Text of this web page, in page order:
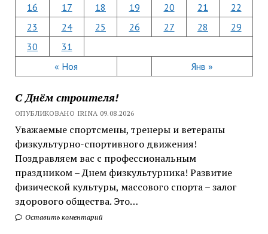
« Ноя Янв »
16
17 18 19 20 21
22
23
24 25 26 27 28
29
30
31
С Днём строителя!
ОПУБЛИКОВАНО IRINA 09.08.2026
Уважаемые спортсмены, тренеры и ветераны
физкультурно-спортивного движения!
Поздравляем вас с профессиональным
праздником – Днем физкультурника! Развитие
физической культуры, массового спорта – залог
здорового общества. Это…
Оставить коментарий